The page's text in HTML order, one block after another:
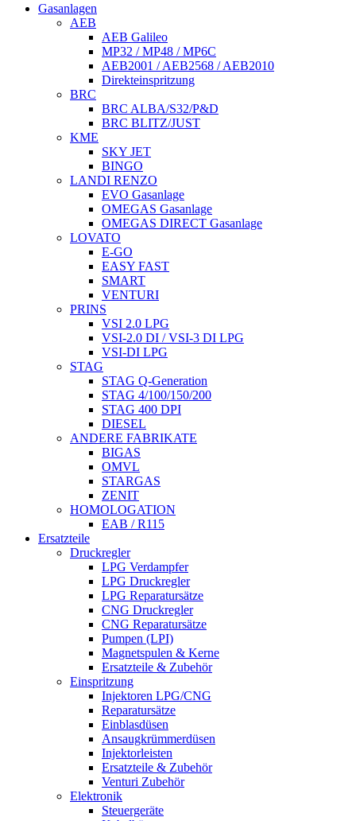
Gasanlagen
AEB
AEB Galileo
MP32 / MP48 / MP6C
AEB2001 / AEB2568 / AEB2010
Direkteinspritzung
BRC
BRC ALBA/S32/P&D
BRC BLITZ/JUST
KME
SKY JET
BINGO
LANDI RENZO
EVO Gasanlage
OMEGAS Gasanlage
OMEGAS DIRECT Gasanlage
LOVATO
E-GO
EASY FAST
SMART
VENTURI
PRINS
VSI 2.0 LPG
VSI-2.0 DI / VSI-3 DI LPG
VSI-DI LPG
STAG
STAG Q-Generation
STAG 4/100/150/200
STAG 400 DPI
DIESEL
ANDERE FABRIKATE
BIGAS
OMVL
STARGAS
ZENIT
HOMOLOGATION
EAB / R115
Ersatzteile
Druckregler
LPG Verdampfer
LPG Druckregler
LPG Reparatursätze
CNG Druckregler
CNG Reparatursätze
Pumpen (LPI)
Magnetspulen & Kerne
Ersatzteile & Zubehör
Einspritzung
Injektoren LPG/CNG
Reparatursätze
Einblasdüsen
Ansaugkrümmerdüsen
Injektorleisten
Ersatzteile & Zubehör
Venturi Zubehör
Elektronik
Steuergeräte